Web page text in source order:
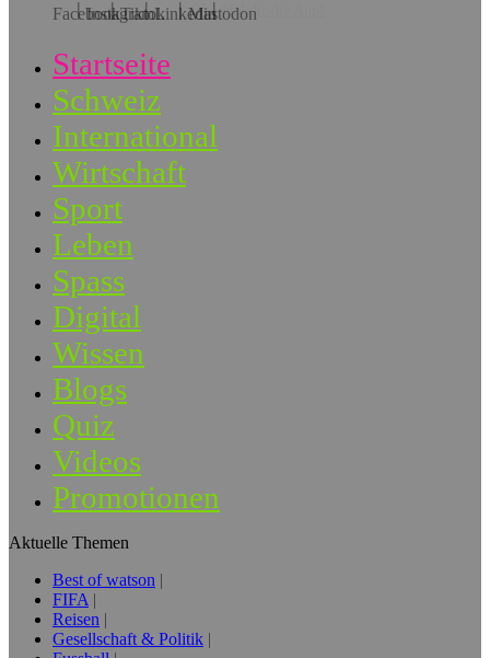
Hol dir die App!
Startseite
Schweiz
International
Wirtschaft
Sport
Leben
Spass
Digital
Wissen
Blogs
Quiz
Videos
Promotionen
Aktuelle Themen
Best of watson
FIFA
Reisen
Gesellschaft & Politik